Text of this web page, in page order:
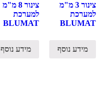
צינור 3 מ"מ
למערכת
BLUMAT
מידע נוסף
צינור 8 מ"מ
למערכת
BLUMAT
מידע נוסף